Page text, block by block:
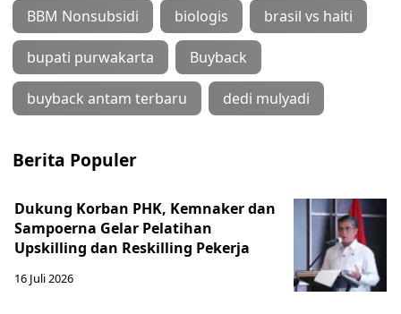
BBM Nonsubsidi biologis brasil vs haiti
bupati purwakarta Buyback
buyback antam terbaru dedi mulyadi
Berita Populer
Dukung Korban PHK, Kemnaker dan
Sampoerna Gelar Pelatihan
Upskilling dan Reskilling Pekerja
16 Juli 2026